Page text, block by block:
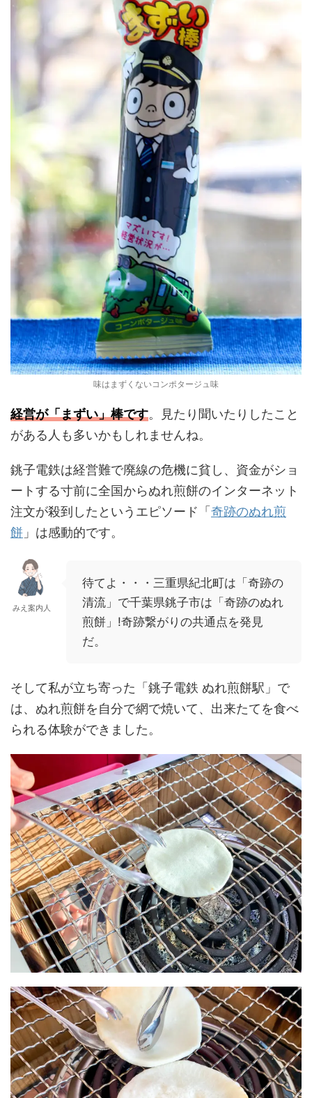
味はまずくないコンポタージュ味
経営が「まずい」棒です。見たり聞いたりしたこと
がある人も多いかもしれませんね。
銚子電鉄は経営難で廃線の危機に貧し、資金がショ
ートする寸前に全国からぬれ煎餅のインターネット
注文が殺到したというエピソード「 奇跡のぬれ煎
餅 」は感動的です。
みえ案内人
待てよ・・・三重県紀北町は「奇跡の
清流」で千葉県銚子市は「奇跡のぬれ
煎餅」!奇跡繋がりの共通点を発見
だ。
そして私が立ち寄った「銚子電鉄 ぬれ煎餅駅」で
は、ぬれ煎餅を自分で網で焼いて、出来たてを食べ
られる体験ができました。